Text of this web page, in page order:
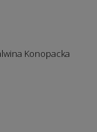
Konopacka